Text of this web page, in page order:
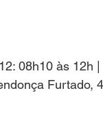
08h10 às 12h
Furtado,